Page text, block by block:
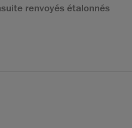
renvoyés étalonnés